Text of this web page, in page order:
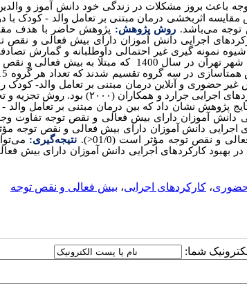
باعث بروز مشکلات در زندگی خود دانش آموز و
مقایسه اثربخشی درمان مبتنی بر تعامل والد - کودک
توجه می‌باشد. روش پژوهش: پژوهش حاضر با هدف
اجرایی دانش آموزان دارای بیش فعالی و نقص
نمونه گیری غیر احتمالی داوطلبانه و گمارش
آزمایش و کنترل بود. جامعه آماری پژوهش کلیه کودکان ۱۰ تا ۱۲ سال منطقه ۱۹ شهر تهران در سال
و آنلاین درمان مبتنی بر تعامل والد- کودک
و گروه کنترل هیچ برنامه درمانی را دریافت نکردند. ابزار پژوهش پرسشنامه کارکردهای
پژوهش نشان داد که بین درمان مبتنی بر تعامل والد
آموزان دارای بیش فعالی و نقص توجه تفاوت وجود
دانش آموزان دارای بیش فعالی و نقص توجه مؤثر
و نقص توجه مؤثر است (01/0<
). نتیجه‌گیری:
بهبود کارکردهای اجرایی دانش آموزان دارای بیش
، کارکردهای اجرایی، بیش فعالی و نقص توجه
شما: